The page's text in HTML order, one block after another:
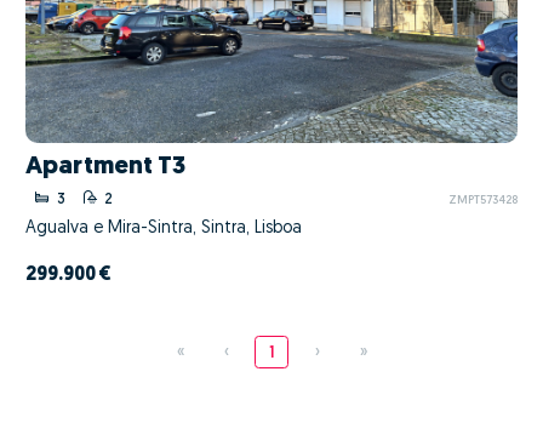
Apartment T3
3 2 ZMPT573428
Agualva e Mira-Sintra, Sintra, Lisboa
299.900 €
« ‹ 1 › »